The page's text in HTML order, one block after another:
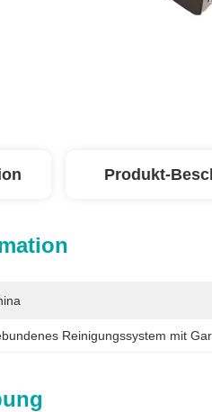
Produkt-
Reinigungssystem mit